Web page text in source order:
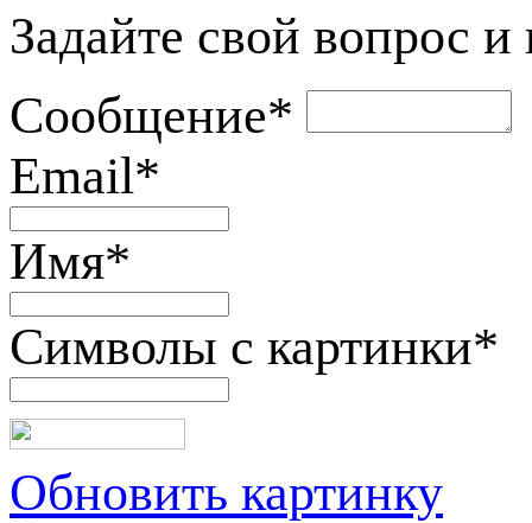
Задайте свой вопрос
Сообщение*
Email*
Имя*
Символы с картинки*
Обновить картинку